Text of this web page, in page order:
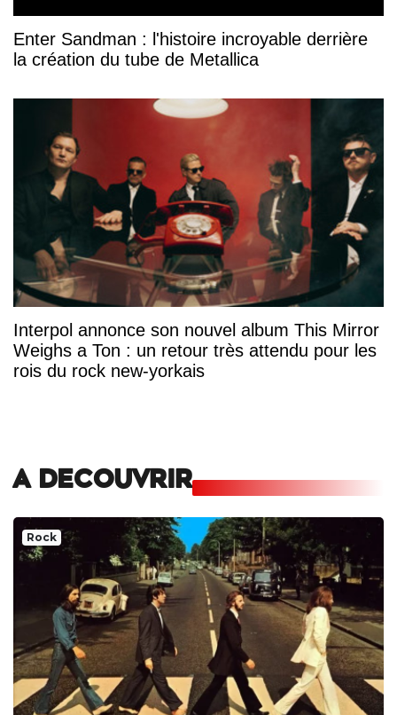
Enter Sandman : l'histoire incroyable derrière
la création du tube de Metallica
Interpol annonce son nouvel album This Mirror
Weighs a Ton : un retour très attendu pour les
rois du rock new-yorkais
A DECOUVRIR
Rock